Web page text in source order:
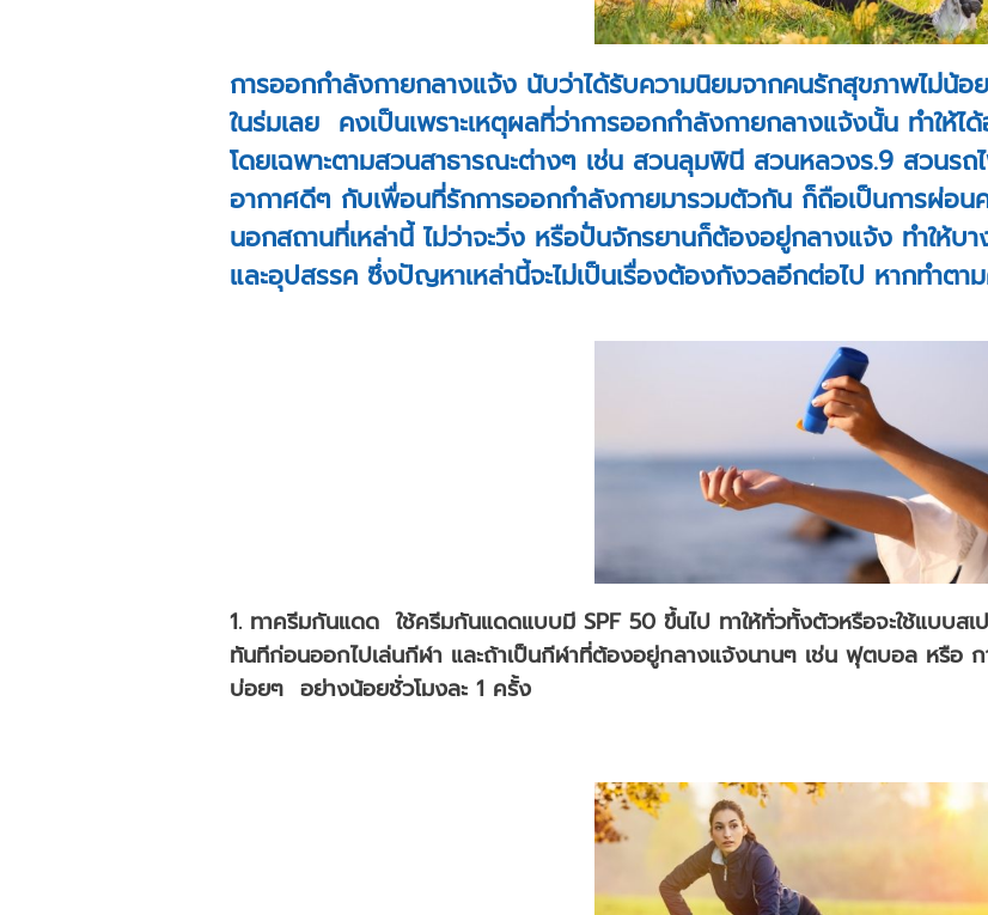
การออกกำลังกายกลางแจ้ง นับว่าได้รับความนิยมจากคนรักสุขภาพไม่น้อย
ในร่มเลย คงเป็นเพราะเหตุผลที่ว่าการออกกำลังกายกลางแจ้งนั้น ทำให้
โดยเฉพาะตามสวนสาธารณะต่างๆ เช่น สวนลุมพินี สวนหลวงร.9 สวนรถ
อากาศดีๆ กับเพื่อนที่รักการออกกำลังกายมารวมตัวกัน ก็ถือเป็นการผ่อน
นอกสถานที่เหล่านี้ ไม่ว่าจะวิ่ง หรือปั่นจักรยานก็ต้องอยู่กลางแจ้ง ทำให้
และอุปสรรค ซึ่งปัญหาเหล่านี้จะไม่เป็นเรื่องต้องกังวลอีกต่อไป หากทำตา
1. ทาครีมกันแดด ใช้ครีมกันแดดแบบมี SPF 50 ขึ้นไป ทาให้ทั่วทั้งตัวหรือจะใช้แบบส
ทันทีก่อนออกไปเล่นกีฬา และถ้าเป็นกีฬาที่ต้องอยู่กลางแจ้งนานๆ เช่น ฟุตบอล หรือ
บ่อยๆ อย่างน้อยชั่วโมงละ 1 ครั้ง